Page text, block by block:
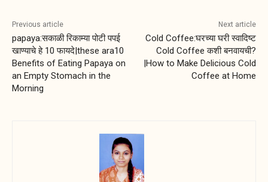
Previous article
papaya:सकाळी रिकाम्या पोटी पपई
खाण्याचे हे 10 फायदे|these ara10
Benefits of Eating Papaya on
an Empty Stomach in the
Morning
Next article
Cold Coffee:घरच्या घरी स्वादिष्ट
Cold Coffee कशी बनवायची?
|How to Make Delicious Cold
Coffee at Home